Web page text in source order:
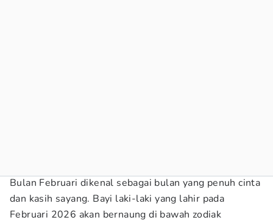
Bulan Februari dikenal sebagai bulan yang penuh cinta
dan kasih sayang. Bayi laki-laki yang lahir pada
Februari 2026 akan bernaung di bawah zodiak